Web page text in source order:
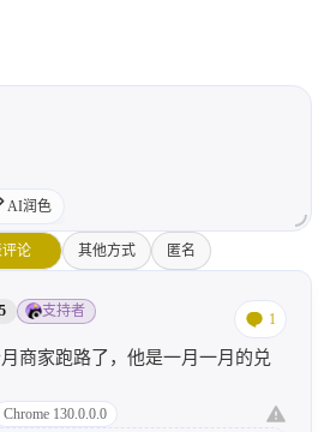
AI润色
论 其他方式 匿名
支持者 1
商家跑路了，他是一月一月的兑
Chrome 130.0.0.0